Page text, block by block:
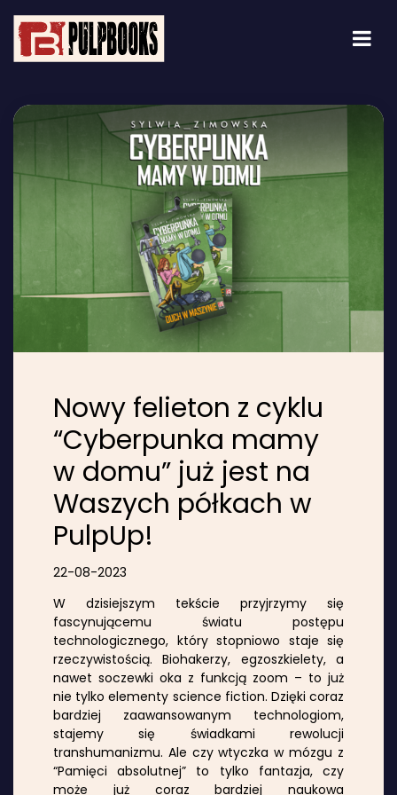
Nowy felieton z cyklu
“Cyberpunka mamy
w domu” już jest na
Waszych półkach w
PulpUp!
22-08-2023
W dzisiejszym tekście przyjrzymy się
fascynującemu światu postępu
technologicznego, który stopniowo staje się
rzeczywistością. Biohakerzy, egzoszkielety, a
nawet soczewki oka z funkcją zoom – to już
nie tylko elementy science fiction. Dzięki coraz
bardziej zaawansowanym technologiom,
stajemy się świadkami rewolucji
transhumanizmu. Ale czy wtyczka w mózgu z
“Pamięci absolutnej” to tylko fantazja, czy
może już coraz bardziej naukowa